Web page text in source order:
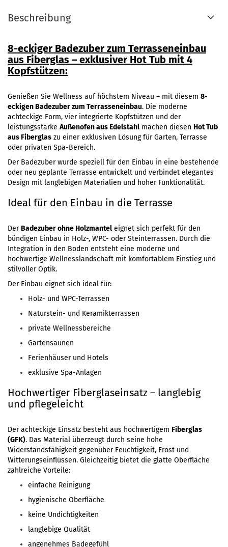
Beschreibung
8-eckiger Badezuber zum Terrasseneinbau
aus Fiberglas – exklusiver Hot Tub mit 4
Kopfstützen:
Genießen Sie Wellness auf höchstem Niveau – mit diesem 8-
eckigen Badezuber zum Terrasseneinbau. Die moderne
achteckige Form, vier integrierte Kopfstützen und der
leistungsstarke Außenofen aus Edelstahl machen diesen Hot Tub
aus Fiberglas zu einer exklusiven Lösung für Garten, Terrasse
oder privaten Spa-Bereich.
Der Badezuber wurde speziell für den Einbau in eine bestehende
oder neu geplante Terrasse entwickelt und verbindet elegantes
Design mit langlebigen Materialien und hoher Funktionalität.
Ideal für den Einbau in die Terrasse
DerBadezuber ohne Holzmantel eignet sich perfekt für den
bündigen Einbau in Holz-, WPC- oder Steinterrassen. Durch die
Integration in den Boden entsteht eine moderne und
hochwertige Wellnesslandschaft mit komfortablem Einstieg und
stilvoller Optik.
Der Einbau eignet sich ideal für:
Holz- und WPC-Terrassen
Naturstein- und Keramikterrassen
private Wellnessbereiche
Gartensaunen
Ferienhäuser und Hotels
exklusive Spa-Anlagen
Hochwertiger Fiberglaseinsatz – langlebig
und pflegeleicht
Der achteckige Einsatz besteht aus hochwertigem Fiberglas
(GFK). Das Material überzeugt durch seine hohe
Widerstandsfähigkeit gegenüber Feuchtigkeit, Frost und
Witterungseinflüssen. Gleichzeitig bietet die glatte Oberfläche
zahlreiche Vorteile:
einfache Reinigung
hygienische Oberfläche
keine Undichtigkeiten
langlebige Qualität
angenehmes Badegefühl